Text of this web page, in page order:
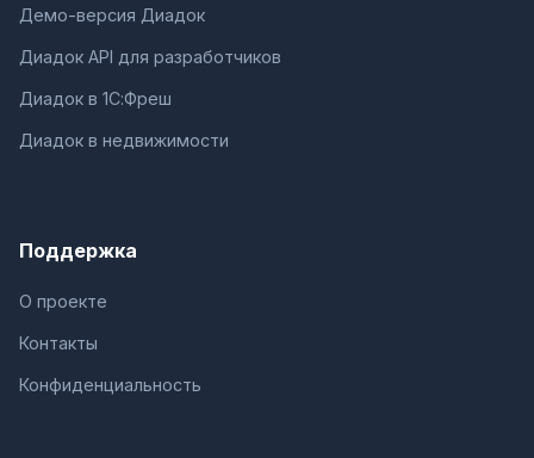
Демо-версия Диадок
Диадок API для разработчиков
Диадок в 1С:Фреш
Диадок в недвижимости
Поддержка
О проекте
Контакты
Конфиденциальность